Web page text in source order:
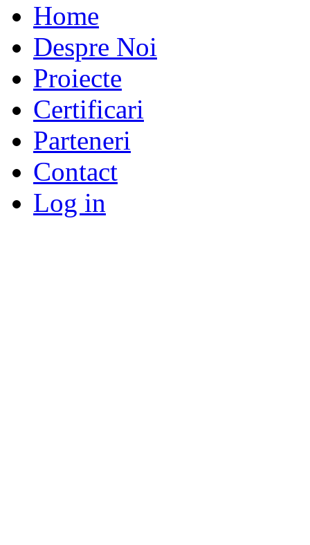
Home
Despre Noi
Proiecte
Certificari
Parteneri
Contact
Log in